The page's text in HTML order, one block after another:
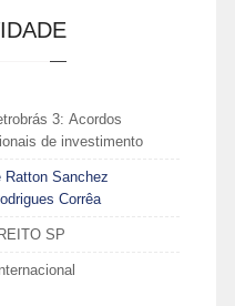
3: Acordos
de investimento
Ratton Sanchez
Corrêa
SP